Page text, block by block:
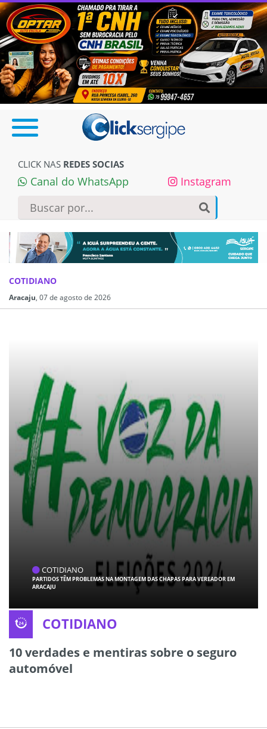
CLICK NAS REDES SOCIAS
Canal do WhatsApp Instagram
COTIDIANO
Aracaju, 07 de agosto de 2026
COTIDIANO
PARTIDOS TÊM PROBLEMAS NA MONTAGEM DAS CHAPAS PARA VEREADOR EM
ARACAJU
COTIDIANO
10 verdades e mentiras sobre o seguro
automóvel